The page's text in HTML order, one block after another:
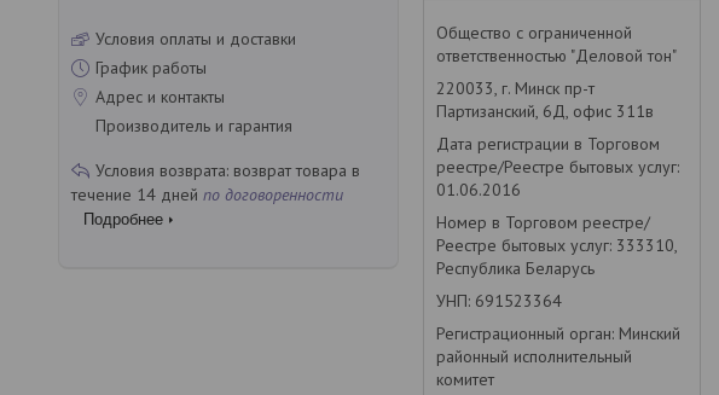
Условия оплаты и доставки
График работы
Адрес и контакты
Производитель и гарантия
возврат товара в
течение 14 дней по договоренности
Подробнее
Общество с ограниченной
ответственностью "Деловой тон"
220033, г. Минск пр-т
Партизанский, 6Д, офис 311в
Дата регистрации в Торговом
реестре/Реестре бытовых услуг:
01.06.2016
Номер в Торговом реестре/
Реестре бытовых услуг: 333310,
Республика Беларусь
УНП: 691523364
Регистрационный орган: Минский
районный исполнительный
комитет